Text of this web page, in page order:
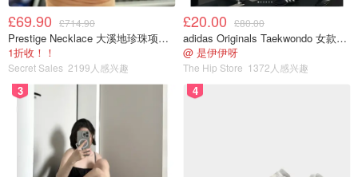
£69.90 £714.90
Prestige Necklace 大溪地珍珠项链 10-11mm
1折收！！
Secret Sales 2199人感兴趣
£20.00 £80.00
adidas Originals Taekwondo 女款黑色运动鞋
@ 是伊伊呀
The Hip Store 1372人感兴趣
3 4